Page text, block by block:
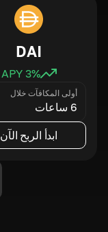
DAI
3% APY
أولى المكافآت خلال
6 ساعات
ابدأ الربح الآن